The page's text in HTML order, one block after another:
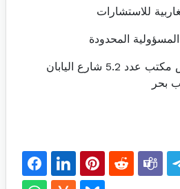
للاستشارات
المحدودة
يرج النرجس مكتب عدد 5.2 شارع اليابان
بحر